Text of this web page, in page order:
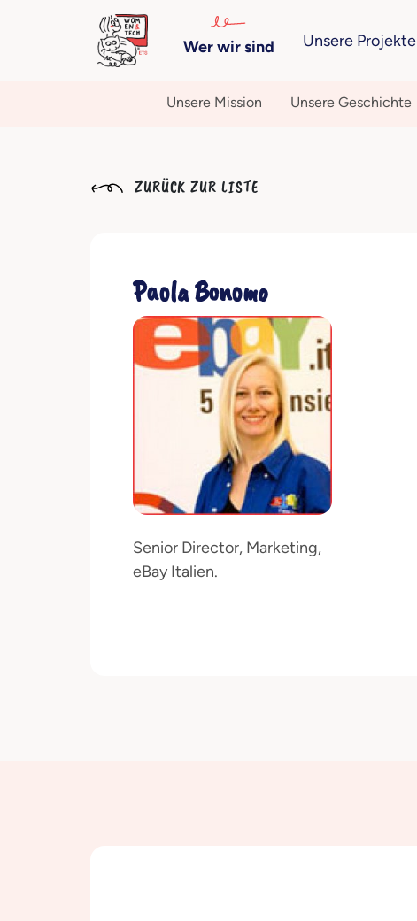
Wer wir sind Unsere Projekte
Unsere Mission Unsere Geschichte
ZURÜCK ZUR LISTE
Paola Bonomo
Senior Director, Marketing,
eBay Italien.